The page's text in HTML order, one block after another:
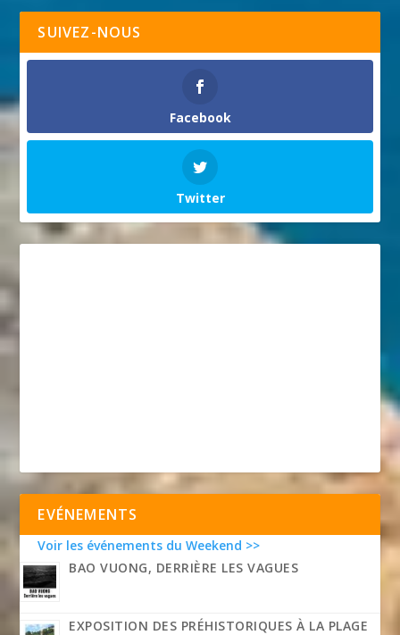
SUIVEZ-NOUS
Facebook
Twitter
EVÉNEMENTS
Voir les événements du Weekend >>
BAO VUONG, DERRIÈRE LES VAGUES
EXPOSITION DES PRÉHISTORIQUES À LA PLAGE